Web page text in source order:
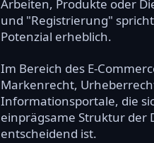
Arbeiten, Produkte oder
und "Registrierung"
Potenzial erheblich.
Im Bereich des E-
Markenrecht,
Informationsportale, die
einprägsame Struktur der
entscheidend ist.